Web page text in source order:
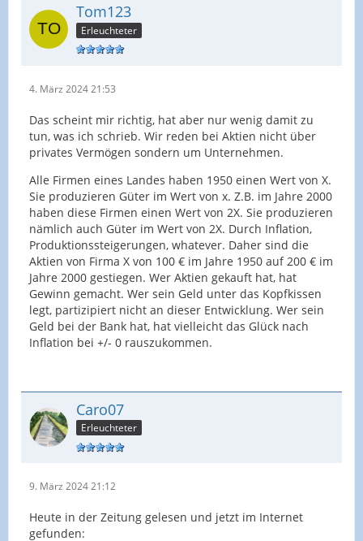
Tom123
Erleuchteter
4. März 2024 21:53
Das scheint mir richtig, hat aber nur wenig damit zu
tun, was ich schrieb. Wir reden bei Aktien nicht über
privates Vermögen sondern um Unternehmen.
Alle Firmen eines Landes haben 1950 einen Wert von X.
Sie produzieren Güter im Wert von x. Z.B. im Jahre 2000
haben diese Firmen einen Wert von 2X. Sie produzieren
nämlich auch Güter im Wert von 2X. Durch Inflation,
Produktionssteigerungen, whatever. Daher sind die
Aktien von Firma X von 100 € im Jahre 1950 auf 200 € im
Jahre 2000 gestiegen. Wer Aktien gekauft hat, hat
Gewinn gemacht. Wer sein Geld unter das Kopfkissen
legt, partizipiert nicht an dieser Entwicklung. Wer sein
Geld bei der Bank hat, hat vielleicht das Glück nach
Inflation bei +/- 0 rauszukommen.
Caro07
Erleuchteter
9. März 2024 21:12
Heute in der Zeitung gelesen und jetzt im Internet
gefunden: